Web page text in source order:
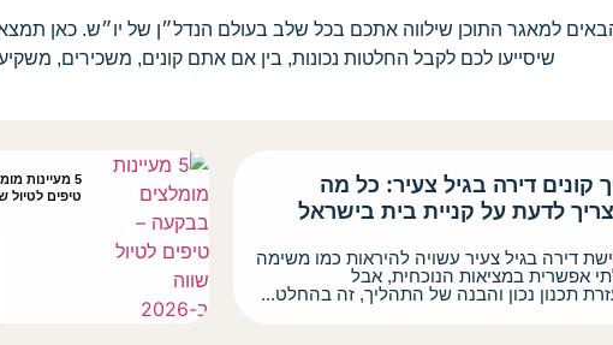
למאגר התוכן שילווה אתכם בכל שלב בעולם הנדל״ן של יו״ש. כאן
שיסייעו לכם לקבל החלטות נכונות, בין אם אתם קונים, משכירים,
קונים דירה בגיל צעיר: כל מה
לדעת על קניית בית בישראל
דירה בגיל צעיר עשויה להיראות כמו משימה
אפשרית במציאות הנוכחית, אבל
תכנון נכון והבנה של התהליך, זה בהחלט...
5 מעיינות
טיפים לטיול